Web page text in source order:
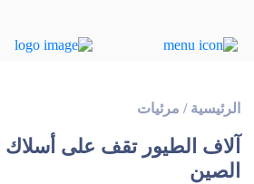
الرئيسية / مرئيات
آلاف الطيور تقف على
الصين